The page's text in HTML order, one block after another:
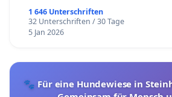
1 646 Unterschriften
32 Unterschriften / 30 Tage
5 Jan 2026
🐾 Für eine Hundewiese in